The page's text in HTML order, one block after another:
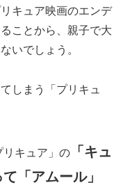
キュア映画のエンデ
ことから、親子で大
いでしょう。
しまう「プリキュ
リキュア」の
「キュ
「アムール」